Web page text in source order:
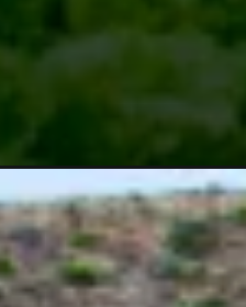
Openinghttps://